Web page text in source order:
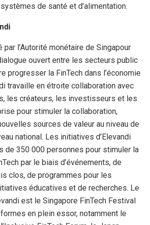
de santé et d’alimentation.
par l’Autorité monétaire de Singapour
ouvert entre les secteurs public
progresser la FinTech dans l’économie
travaille en étroite collaboration avec
les créateurs, les investisseurs et les
pour stimuler la collaboration,
sources de valeur au niveau de
national. Les initiatives d’Elevandi
de 350 000 personnes pour stimuler la
par le biais d’événements, de
clos, de programmes pour les
éducatives et de recherches. Le
est le Singapore FinTech Festival
en plein essor, notamment le